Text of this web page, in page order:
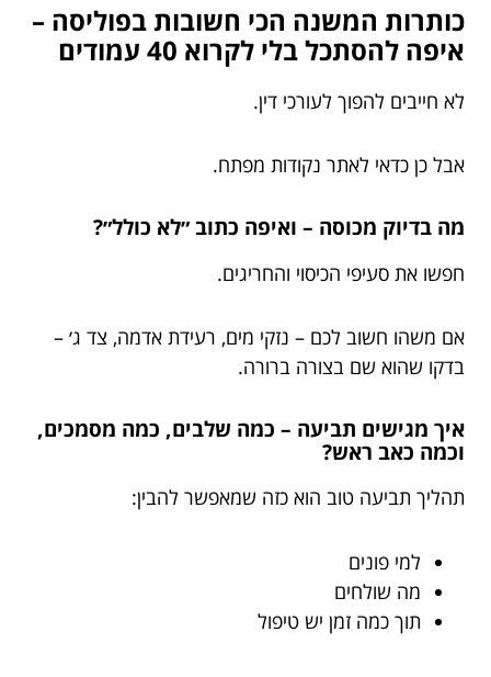
כותרות המשנה הכי חשובות בפוליסה –
איפה להסתכל בלי לקרוא 40 עמודים
לא חייבים להפוך לעורכי דין.
אבל כן כדאי לאתר נקודות מפתח.
מה בדיוק מכוסה – ואיפה כתוב ״לא כולל״?
חפשו את סעיפי הכיסוי והחריגים.
אם משהו חשוב לכם – נזקי מים, רעידת אדמה, צד ג׳ –
בדקו שהוא שם בצורה ברורה.
איך מגישים תביעה – כמה שלבים, כמה מסמכים,
וכמה כאב ראש?
תהליך תביעה טוב הוא כזה שמאפשר להבין:
למי פונים
מה שולחים
תוך כמה זמן יש טיפול